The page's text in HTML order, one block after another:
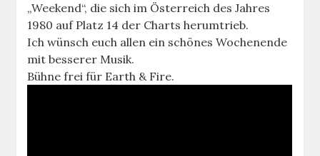
„Weekend“, die sich im Österreich des Jahres
1980 auf Platz 14 der Charts herumtrieb.
Ich wünsch euch allen ein schönes Wochenende
mit besserer Musik.
Bühne frei für Earth & Fire.